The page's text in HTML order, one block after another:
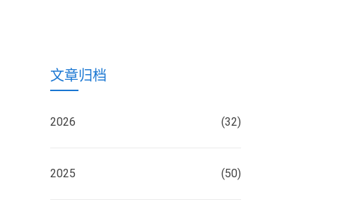
文章归档
2026 (32)
2025 (50)